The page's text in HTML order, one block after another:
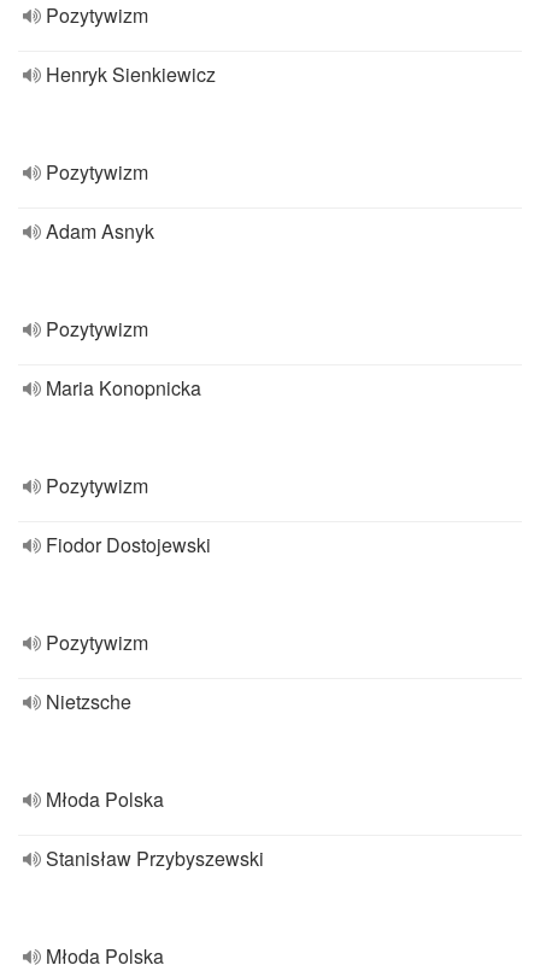
Pozytywizm
Henryk Sienkiewicz
Pozytywizm
Adam Asnyk
Pozytywizm
Maria Konopnicka
Pozytywizm
Fiodor Dostojewski
Pozytywizm
Nietzsche
Młoda Polska
Stanisław Przybyszewski
Młoda Polska